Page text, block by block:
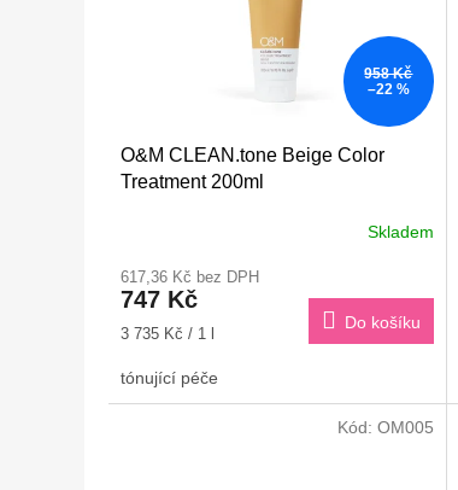
958 Kč
–22 %
O&M CLEAN.tone Beige Color
Treatment 200ml
Skladem
617,36 Kč bez DPH
747 Kč
Měrná
3 735 Kč / 1 l
Do košíku
tónující péče
Kód: OM005